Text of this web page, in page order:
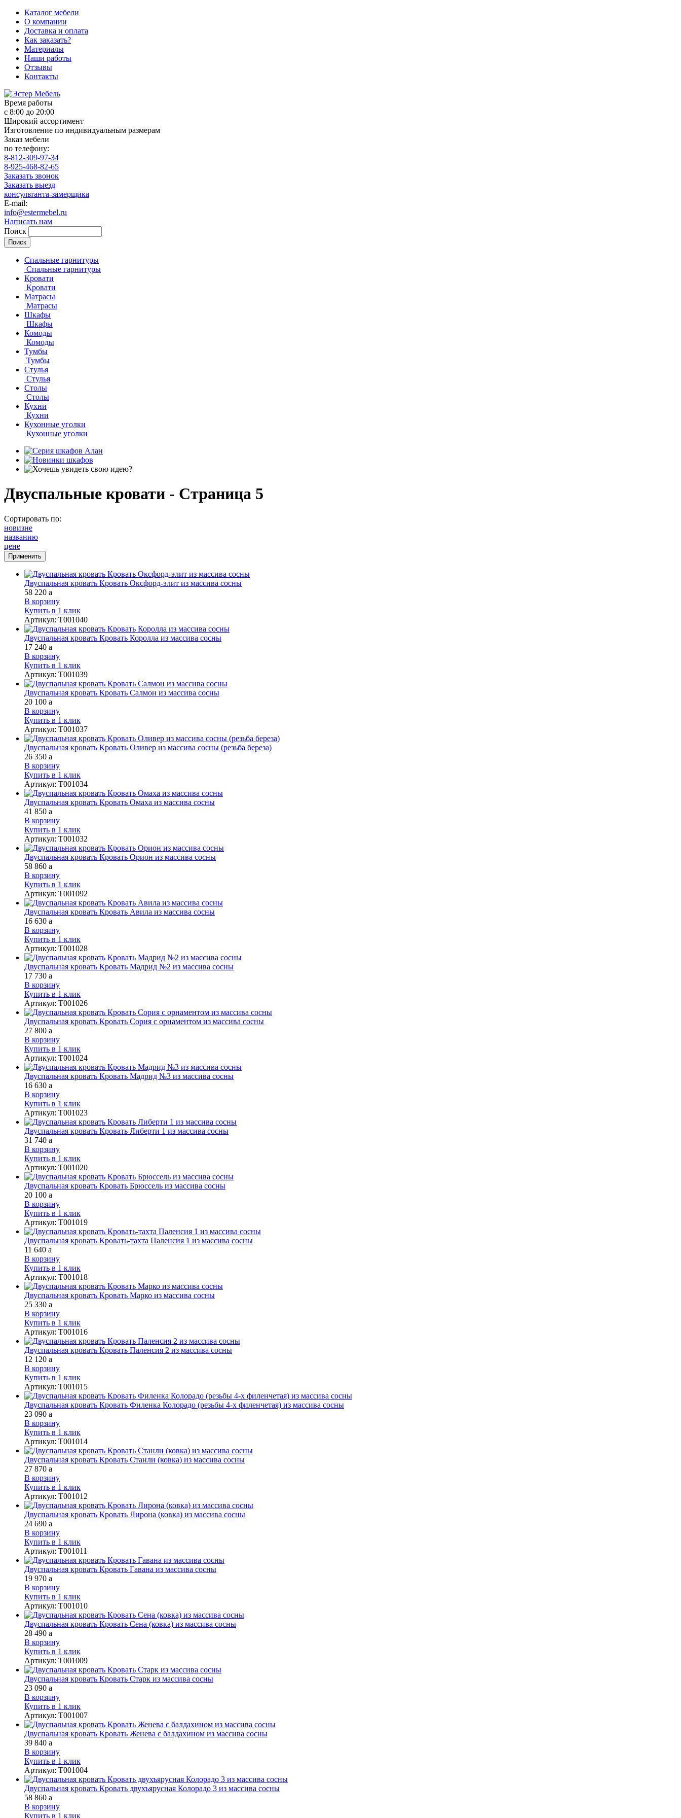
Каталог мебели
О компании
Доставка и оплата
Как заказать?
Материалы
Наши работы
Отзывы
Контакты
Время работы
с 8:00 до 20:00
Широкий ассортимент
Изготовление по индивидуальным размерам
Заказ мебели
по телефону:
8-812-309-97-34
8-925-468-82-65
Заказать звонок
Заказать выезд
консультанта-замерщика
E-mail:
info@estermebel.ru
Написать нам
Поиск
Спальные гарнитуры
Спальные гарнитуры
Кровати
Кровати
Матрасы
Матрасы
Шкафы
Шкафы
Комоды
Комоды
Тумбы
Тумбы
Стулья
Стулья
Столы
Столы
Кухни
Кухни
Кухонные уголки
Кухонные уголки
Двуспальные кровати - Страница 5
Сортировать по:
новизне
названию
цене
Двуспальная кровать Кровать Оксфорд-элит из массива сосны
58 220 a
В корзину
Купить в 1 клик
Артикул: Т001040
Двуспальная кровать Кровать Королла из массива сосны
17 240 a
В корзину
Купить в 1 клик
Артикул: Т001039
Двуспальная кровать Кровать Салмон из массива сосны
20 100 a
В корзину
Купить в 1 клик
Артикул: Т001037
Двуспальная кровать Кровать Оливер из массива сосны (резьба береза)
26 350 a
В корзину
Купить в 1 клик
Артикул: Т001034
Двуспальная кровать Кровать Омаха из массива сосны
41 850 a
В корзину
Купить в 1 клик
Артикул: Т001032
Двуспальная кровать Кровать Орион из массива сосны
58 860 a
В корзину
Купить в 1 клик
Артикул: Т001092
Двуспальная кровать Кровать Авила из массива сосны
16 630 a
В корзину
Купить в 1 клик
Артикул: Т001028
Двуспальная кровать Кровать Мадрид №2 из массива сосны
17 730 a
В корзину
Купить в 1 клик
Артикул: Т001026
Двуспальная кровать Кровать Сория с орнаментом из массива сосны
27 800 a
В корзину
Купить в 1 клик
Артикул: Т001024
Двуспальная кровать Кровать Мадрид №3 из массива сосны
16 630 a
В корзину
Купить в 1 клик
Артикул: Т001023
Двуспальная кровать Кровать Либерти 1 из массива сосны
31 740 a
В корзину
Купить в 1 клик
Артикул: Т001020
Двуспальная кровать Кровать Брюссель из массива сосны
20 100 a
В корзину
Купить в 1 клик
Артикул: Т001019
Двуспальная кровать Кровать-тахта Паленсия 1 из массива сосны
11 640 a
В корзину
Купить в 1 клик
Артикул: Т001018
Двуспальная кровать Кровать Марко из массива сосны
25 330 a
В корзину
Купить в 1 клик
Артикул: Т001016
Двуспальная кровать Кровать Паленсия 2 из массива сосны
12 120 a
В корзину
Купить в 1 клик
Артикул: Т001015
Двуспальная кровать Кровать Филенка Колорадо (резьбы 4-х филенчетая) из массива сосны
23 090 a
В корзину
Купить в 1 клик
Артикул: Т001014
Двуспальная кровать Кровать Станли (ковка) из массива сосны
27 870 a
В корзину
Купить в 1 клик
Артикул: Т001012
Двуспальная кровать Кровать Лирона (ковка) из массива сосны
24 690 a
В корзину
Купить в 1 клик
Артикул: Т001011
Двуспальная кровать Кровать Гавана из массива сосны
19 970 a
В корзину
Купить в 1 клик
Артикул: Т001010
Двуспальная кровать Кровать Сена (ковка) из массива сосны
28 490 a
В корзину
Купить в 1 клик
Артикул: Т001009
Двуспальная кровать Кровать Старк из массива сосны
23 090 a
В корзину
Купить в 1 клик
Артикул: Т001007
Двуспальная кровать Кровать Женева с балдахином из массива сосны
39 840 a
В корзину
Купить в 1 клик
Артикул: Т001004
Двуспальная кровать Кровать двухъярусная Колорадо 3 из массива сосны
58 860 a
В корзину
Купить в 1 клик